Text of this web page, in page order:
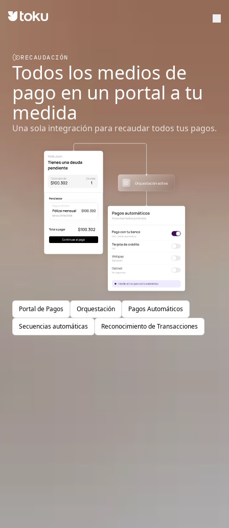
RECAUDACIÓN
Todos los medios de
pago en un portal a tu
medida
Una sola integración para recaudar todos tus pagos.
Portal de Pagos Orquestación
Pagos Automáticos
Secuencias automáticas
Reconocimiento de Transacciones